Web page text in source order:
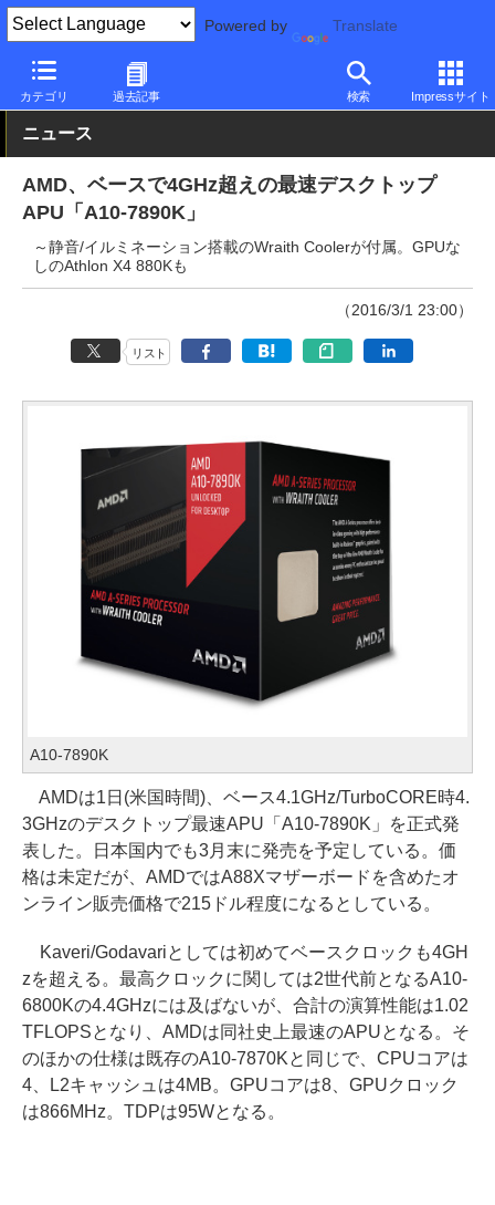
Powered by Translate
カテゴリ 過去記事 検索 Impressサイト
PC Watch 半導体/周辺機器
ニュース
AMD、ベースで4GHz超えの最速デスクトップ
APU「A10-7890K」
～静音/イルミネーション搭載のWraith Coolerが付属。GPUな
しのAthlon X4 880Kも
（2016/3/1 23:00）
リスト
A10-7890K
AMDは1日(米国時間)、ベース4.1GHz/TurboCORE時4.
3GHzのデスクトップ最速APU「A10-7890K」を正式発
表した。日本国内でも3月末に発売を予定している。価
格は未定だが、AMDではA88Xマザーボードを含めたオ
ンライン販売価格で215ドル程度になるとしている。
Kaveri/Godavariとしては初めてベースクロックも4GH
zを超える。最高クロックに関しては2世代前となるA10-
6800Kの4.4GHzには及ばないが、合計の演算性能は1.02
TFLOPSとなり、AMDは同社史上最速のAPUとなる。そ
のほかの仕様は既存のA10-7870Kと同じで、CPUコアは
4、L2キャッシュは4MB。GPUコアは8、GPUクロック
は866MHz。TDPは95Wとなる。